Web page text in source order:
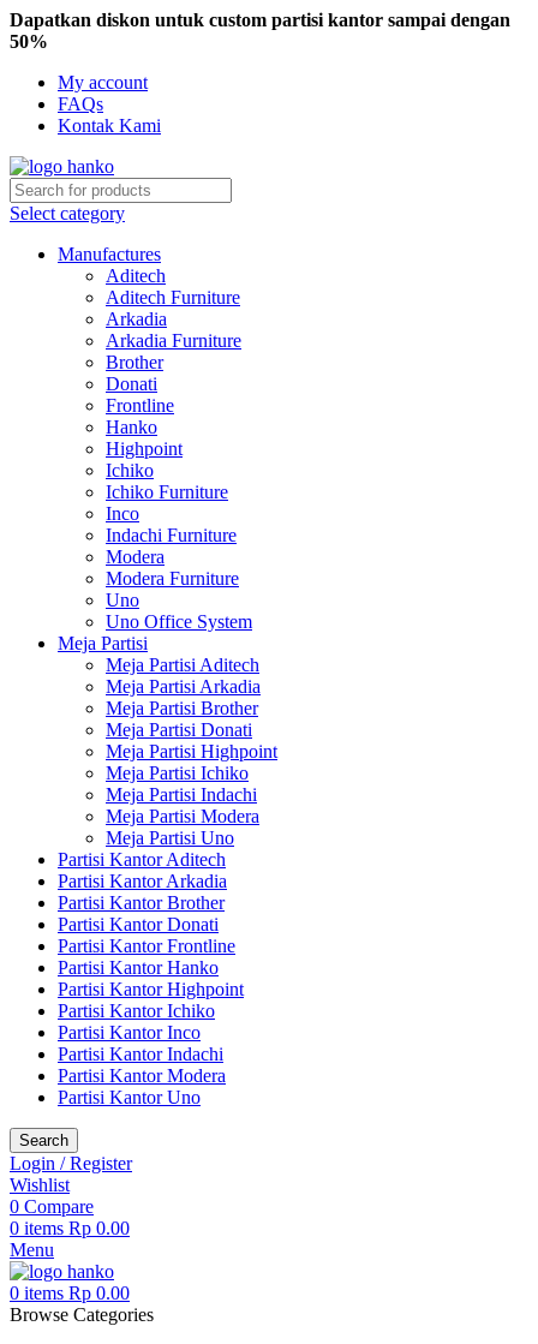
Dapatkan diskon untuk custom partisi kantor sampai dengan
50%
My account
FAQs
Kontak Kami
Select category
Manufactures
Aditech
Aditech Furniture
Arkadia
Arkadia Furniture
Brother
Donati
Frontline
Hanko
Highpoint
Ichiko
Ichiko Furniture
Inco
Indachi Furniture
Modera
Modera Furniture
Uno
Uno Office System
Meja Partisi
Meja Partisi Aditech
Meja Partisi Arkadia
Meja Partisi Brother
Meja Partisi Donati
Meja Partisi Highpoint
Meja Partisi Ichiko
Meja Partisi Indachi
Meja Partisi Modera
Meja Partisi Uno
Partisi Kantor Aditech
Partisi Kantor Arkadia
Partisi Kantor Brother
Partisi Kantor Donati
Partisi Kantor Frontline
Partisi Kantor Hanko
Partisi Kantor Highpoint
Partisi Kantor Ichiko
Partisi Kantor Inco
Partisi Kantor Indachi
Partisi Kantor Modera
Partisi Kantor Uno
Search
Login / Register
Wishlist
0 Compare
0 items Rp 0.00
Menu
0 items Rp 0.00
Browse Categories